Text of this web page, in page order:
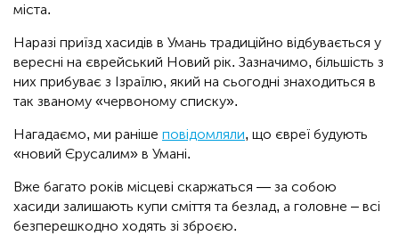
міста.
Наразі приїзд хасидів в Умань традиційно відбувається у
вересні на єврейський Новий рік. Зазначимо, більшість з
них прибуває з Ізраїлю, який на сьогодні знаходиться в
так званому «червоному списку».
Нагадаємо, ми раніше повідомляли, що євреї будують
«новий Єрусалим» в Умані.
Вже багато років місцеві скаржаться — за собою
хасиди залишають купи сміття та безлад, а головне – всі
безперешкодно ходять зі зброєю.